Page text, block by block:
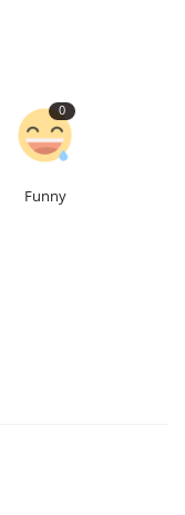
0
Funny